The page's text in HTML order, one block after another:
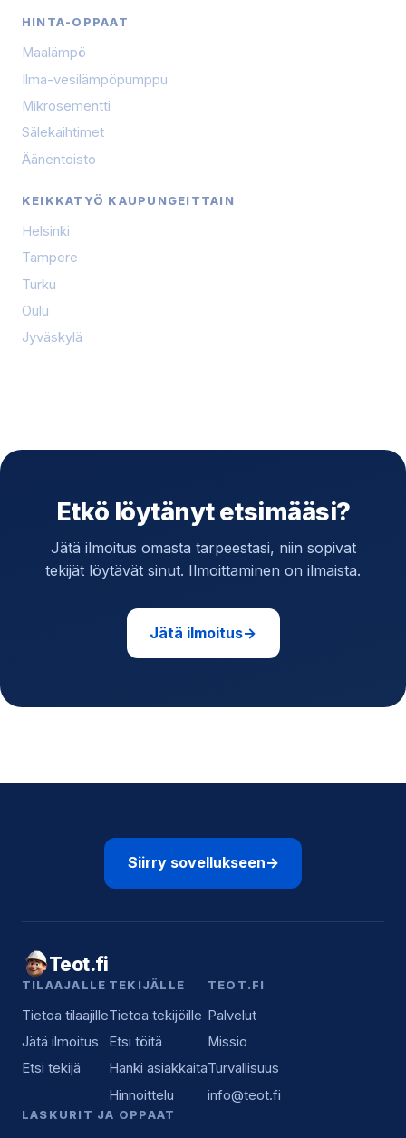
HINTA-OPPAAT
Maalämpö
Ilma-vesilämpöpumppu
Mikrosementti
Sälekaihtimet
Äänentoisto
KEIKKATYÖ KAUPUNGEITTAIN
Helsinki
Tampere
Turku
Oulu
Jyväskylä
Etkö löytänyt etsimääsi?
Jätä ilmoitus omasta tarpeestasi, niin sopivat
tekijät löytävät sinut. Ilmoittaminen on ilmaista.
Jätä ilmoitus→
Siirry sovellukseen→
Teot.fi
TILAAJALLE
Tietoa tilaajille
Jätä ilmoitus
Etsi tekijä
TEKIJÄLLE
Tietoa tekijöille
Etsi töitä
Hanki asiakkaita
Hinnoittelu
TEOT.FI
Palvelut
Missio
Turvallisuus
info@teot.fi
LASKURIT JA OPPAAT